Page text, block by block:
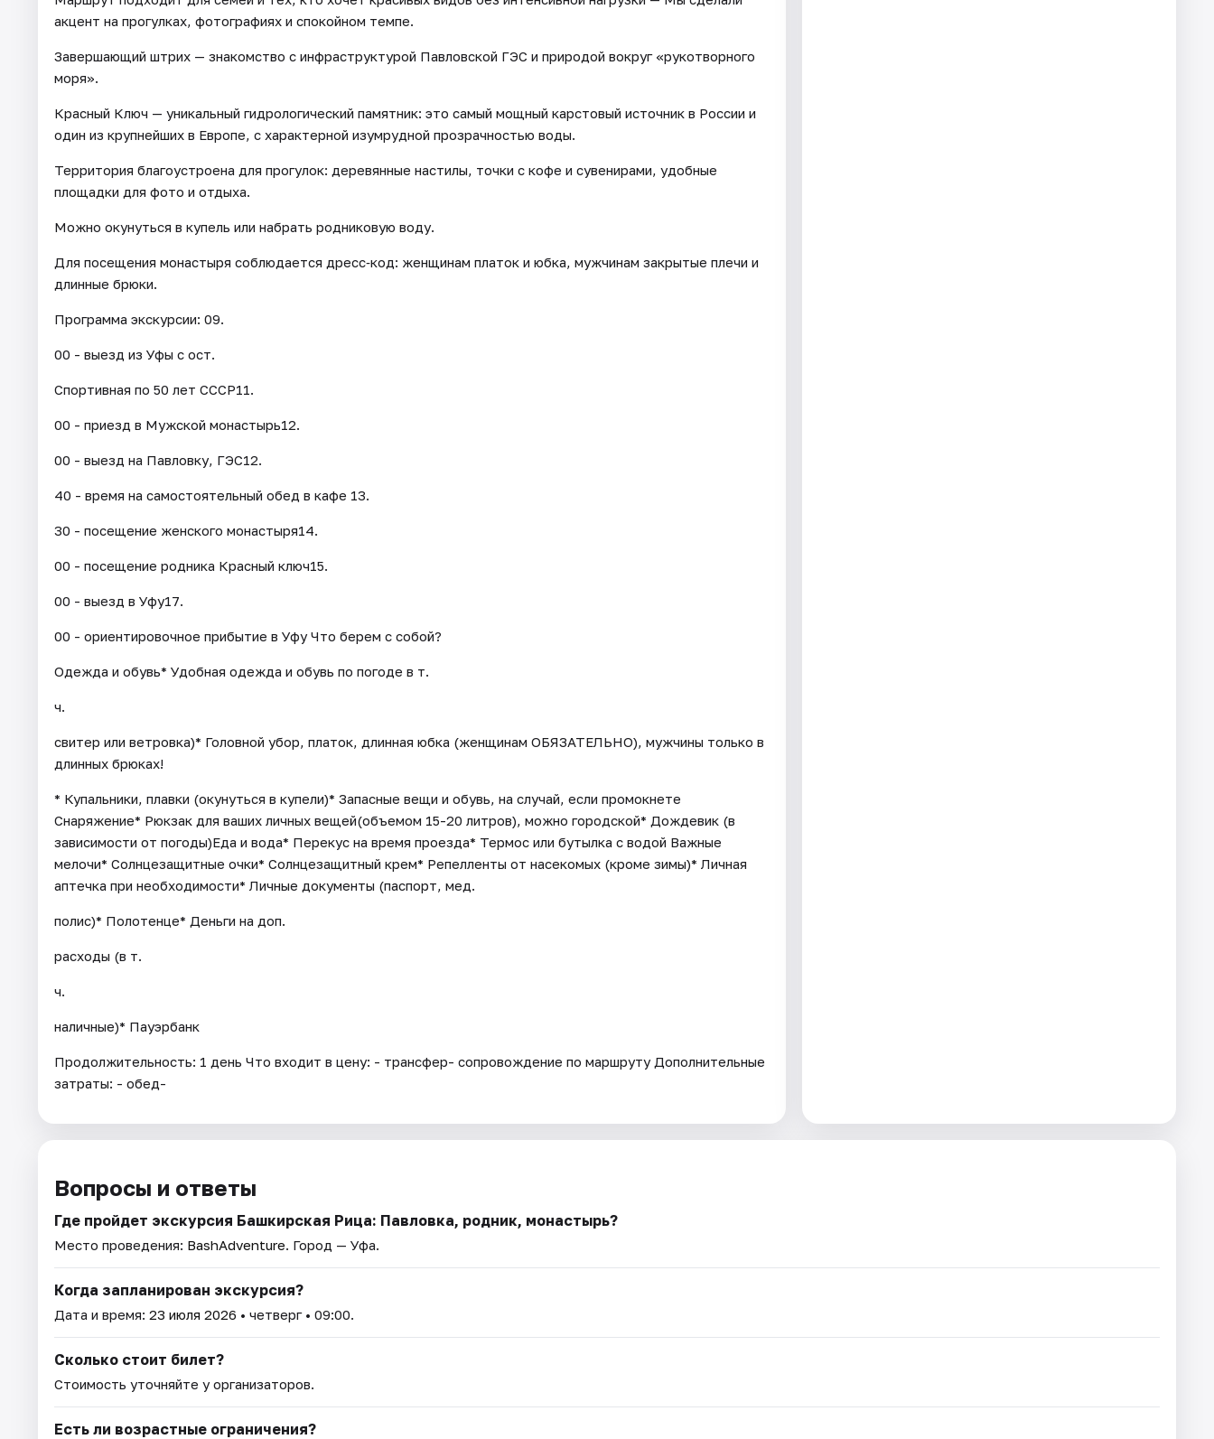
акцент на прогулках, фотографиях и спокойном темпе.
Завершающий штрих — знакомство с инфраструктурой Павловской ГЭС и природой вокруг «рукотворного
моря».
​Красный Ключ — уникальный гидрологический памятник: это самый мощный карстовый источник в России и
один из крупнейших в Европе, с характерной изумрудной прозрачностью воды.
Территория благоустроена для прогулок: деревянные настилы, точки с кофе и сувенирами, удобные
площадки для фото и отдыха.
Можно окунуться в купель или набрать родниковую воду.
​Для посещения монастыря соблюдается дресс‑код: женщинам платок и юбка, мужчинам закрытые плечи и
длинные брюки.
Программа экскурсии: 09.
00 - выезд из Уфы с ост.
Спортивная по 50 лет СССР11.
00 - приезд в Мужской монастырь12.
00 - выезд на Павловку, ГЭС12.
40 - время на самостоятельный обед в кафе 13.
30 - посещение женского монастыря14.
00 - посещение родника Красный ключ15.
00 - выезд в Уфу17.
00 - ориентировочное прибытие в Уфу Что берем с собой?
Одежда и обувь* Удобная одежда и обувь по погоде в т.
ч.
свитер или ветровка)* Головной убор, платок, длинная юбка (женщинам ОБЯЗАТЕЛЬНО), мужчины только в
длинных брюках!
* Купальники, плавки (окунуться в купели)* Запасные вещи и обувь, на случай, если промокнете
Снаряжение* Рюкзак для ваших личных вещей(объемом 15-20 литров), можно городской* Дождевик (в
зависимости от погоды)Еда и вода* Перекус на время проезда* Термос или бутылка с водой Важные
мелочи* Солнцезащитные очки* Солнцезащитный крем* Репелленты от насекомых (кроме зимы)* Личная
аптечка при необходимости* Личные документы (паспорт, мед.
полис)* Полотенце* Деньги на доп.
расходы (в т.
ч.
наличные)* Пауэрбанк
Продолжительность: 1 день Что входит в цену: - трансфер- сопровождение по маршруту Дополнительные
затраты: - обед-
Вопросы и ответы
Где пройдет экскурсия Башкирская Рица: Павловка, родник, монастырь?
Место проведения: BashAdventure. Город — Уфа.
Когда запланирован экскурсия?
Дата и время: 23 июля 2026 • четверг • 09:00.
Сколько стоит билет?
Стоимость уточняйте у организаторов.
Есть ли возрастные ограничения?